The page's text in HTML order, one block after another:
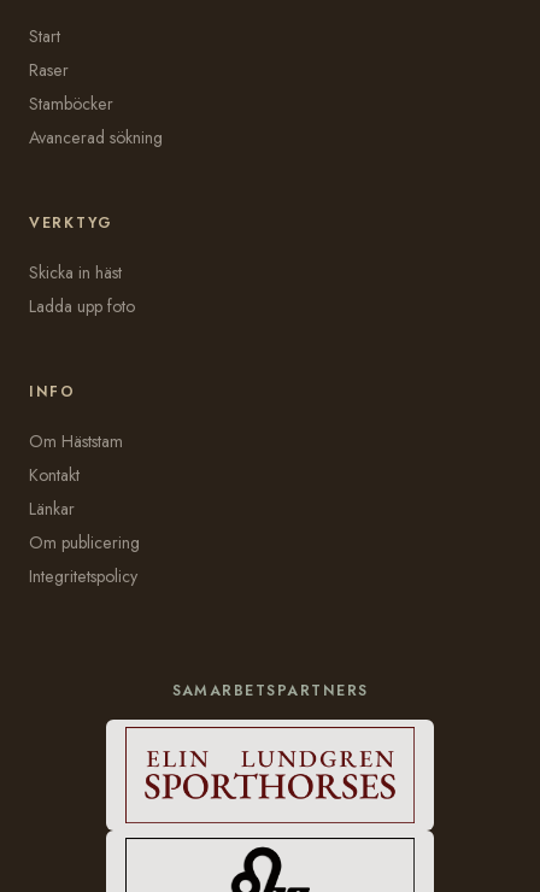
Start
Raser
Stamböcker
Avancerad sökning
VERKTYG
Skicka in häst
Ladda upp foto
INFO
Om Häststam
Kontakt
Länkar
Om publicering
Integritetspolicy
SAMARBETSPARTNERS